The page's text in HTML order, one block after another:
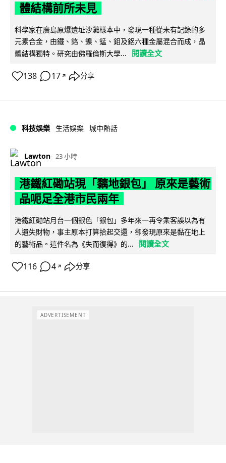
體結構前所未見
科學家在廣島原爆遺址沙灘樣本中，發現一種從未有記錄的多
元素合金，由鐵、鉻、鎳、錳、鉬及鋁六種金屬混合而成，晶
體結構獨特。研究由佛羅倫斯大學...
閱讀全文
138 17 ↗ 分享
科技娛樂 生活娛樂 城中熱話
Lawton 23 小時
港鐵紅磡站現「黐地銀包」 原來是藝術
品呃足全港市民兩年
港鐵紅磡站月台一個銀色「銀包」多年來一再令乘客誤以為有
人遺失財物，事主原本打算拾起交還，卻發現原來是黏在地上
的藝術品。這件名為《失而復得》的...
閱讀全文
116 4 ↗ 分享
ADVERTISEMENT